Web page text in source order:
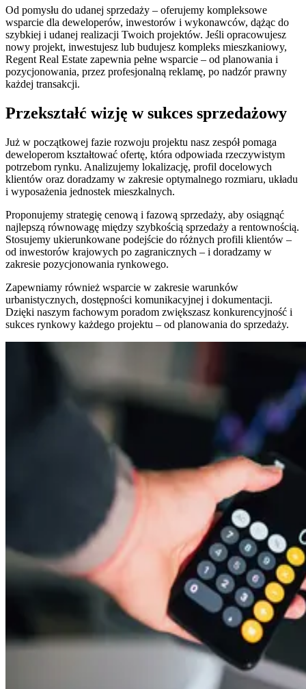
Od pomysłu do udanej sprzedaży – oferujemy kompleksowe
wsparcie dla deweloperów, inwestorów i wykonawców, dążąc do
szybkiej i udanej realizacji Twoich projektów. Jeśli opracowujesz
nowy projekt, inwestujesz lub budujesz kompleks mieszkaniowy,
Regent Real Estate zapewnia pełne wsparcie – od planowania i
pozycjonowania, przez profesjonalną reklamę, po nadzór prawny
każdej transakcji.
Przekształć wizję w sukces sprzedażowy
Już w początkowej fazie rozwoju projektu nasz zespół pomaga
deweloperom kształtować ofertę, która odpowiada rzeczywistym
potrzebom rynku. Analizujemy lokalizację, profil docelowych
klientów oraz doradzamy w zakresie optymalnego rozmiaru, układu
i wyposażenia jednostek mieszkalnych.
Proponujemy strategię cenową i fazową sprzedaży, aby osiągnąć
najlepszą równowagę między szybkością sprzedaży a rentownością.
Stosujemy ukierunkowane podejście do różnych profili klientów –
od inwestorów krajowych po zagranicznych – i doradzamy w
zakresie pozycjonowania rynkowego.
Zapewniamy również wsparcie w zakresie warunków
urbanistycznych, dostępności komunikacyjnej i dokumentacji.
Dzięki naszym fachowym poradom zwiększasz konkurencyjność i
sukces rynkowy każdego projektu – od planowania do sprzedaży.